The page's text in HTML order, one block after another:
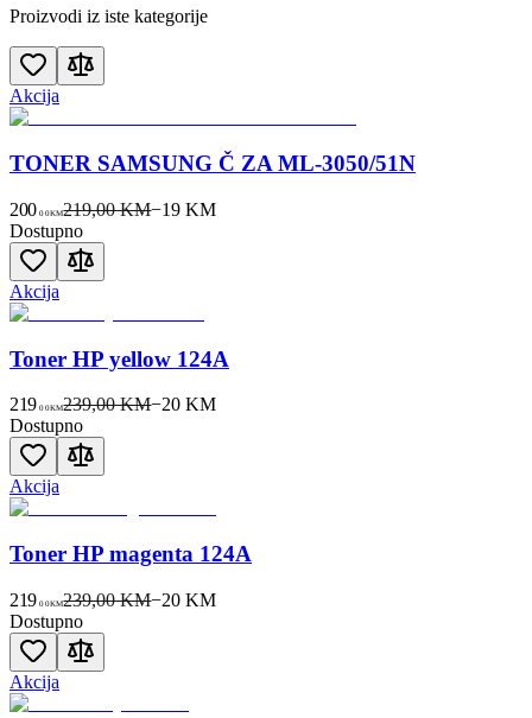
Proizvodi iz iste kategorije
Akcija
TONER SAMSUNG Č ZA ML-3050/51N
200 00KM219,00 KM−19 KM
Dostupno
Akcija
Toner HP yellow 124A
219 00KM239,00 KM−20 KM
Dostupno
Akcija
Toner HP magenta 124A
219 00KM239,00 KM−20 KM
Dostupno
Akcija